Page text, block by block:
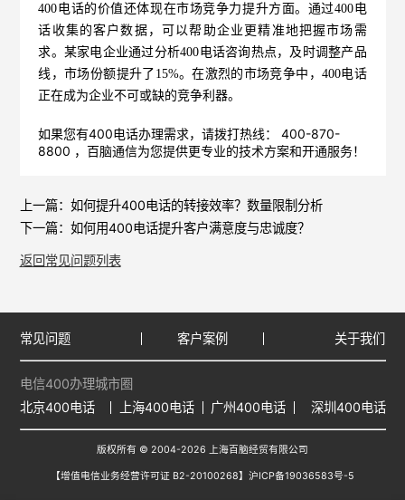
400电话的价值还体现在市场竞争力提升方面。通过400电
话收集的客户数据，可以帮助企业更精准地把握市场需
求。某家电企业通过分析400电话咨询热点，及时调整产品
线，市场份额提升了15%。在激烈的市场竞争中，400电话
正在成为企业不可或缺的竞争利器。
如果您有400电话办理需求，请拨打热线： 400-870-
8800 ，百脑通信为您提供更专业的技术方案和开通服务！
上一篇： 如何提升400电话的转接效率？数量限制分析
下一篇： 如何用400电话提升客户满意度与忠诚度？
返回常见问题列表
常见问题 客户案例 关于我们
电信400办理城市圈
北京400电话
上海400电话 广州400电话 深圳400电话
版权所有 © 2004-2026 上海百脑经贸有限公司
【增值电信业务经营许可证 B2-20100268】 沪ICP备19036583号-5